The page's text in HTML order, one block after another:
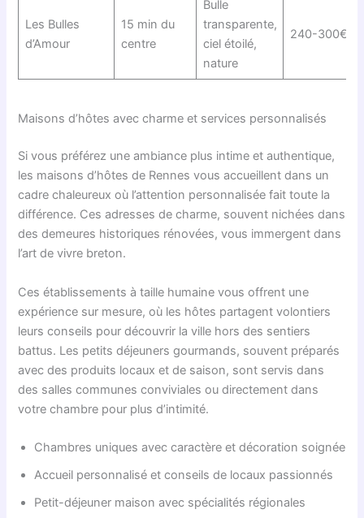
Les Bulles
d’Amour
15 min du
centre
Bulle
transparente,
ciel étoilé,
nature
240-300€
Maisons d’hôtes avec charme et services personnalisés
Si vous préférez une ambiance plus intime et authentique,
les maisons d’hôtes de Rennes vous accueillent dans un
cadre chaleureux où l’attention personnalisée fait toute la
différence. Ces adresses de charme, souvent nichées dans
des demeures historiques rénovées, vous immergent dans
l’art de vivre breton.
Ces établissements à taille humaine vous offrent une
expérience sur mesure, où les hôtes partagent volontiers
leurs conseils pour découvrir la ville hors des sentiers
battus. Les petits déjeuners gourmands, souvent préparés
avec des produits locaux et de saison, sont servis dans
des salles communes conviviales ou directement dans
votre chambre pour plus d’intimité.
Chambres uniques avec caractère et décoration soignée
Accueil personnalisé et conseils de locaux passionnés
Petit-déjeuner maison avec spécialités régionales